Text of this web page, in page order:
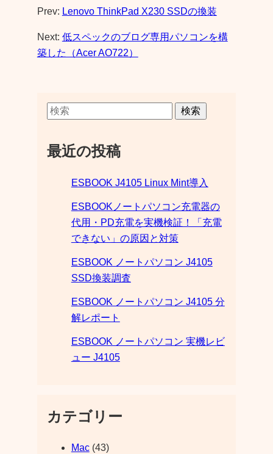
Prev: Lenovo ThinkPad X230 SSDの換装
Next: 低スペックのブログ専用パソコンを構
築した（Acer AO722）
検索
最近の投稿
ESBOOK J4105 Linux Mint導入
ESBOOKノートパソコン充電器の
代用・PD充電を実機検証！「充電
できない」の原因と対策
ESBOOK ノートパソコン J4105
SSD換装調査
ESBOOK ノートパソコン J4105 分
解レポート
ESBOOK ノートパソコン 実機レビ
ュー J4105
カテゴリー
Mac(43)